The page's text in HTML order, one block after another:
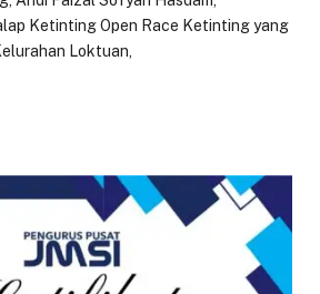
Ketinting Open Race Ketinting yang
Loktuan,